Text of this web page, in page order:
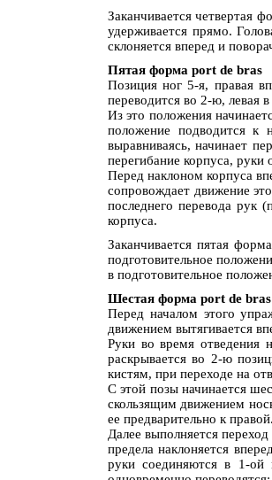
Заканчивается четвертая
удерживается прямо.
склоняется вперед и
Пятая форма рort de bras
Позиция ног 5-я, правая
переводится во 2-ю, левая
Из это положения
положение подводится к
выравниваясь, начинает
перегибание корпуса,
Перед наклоном корпуса
сопровождает движение
последнего перевода рук
корпуса.
Заканчивается пятая
подготовительное
в подготовительное
Шестая форма рort de bras
Перед началом этого
движением вытягивается
Руки во время отведения
раскрывается во 2-ю
кистям, при переходе на
С этой позы начинается
скользящим движением
ее предварительно к
Далее выполняется
предела наклоняется
руки соединяются в 1-ой